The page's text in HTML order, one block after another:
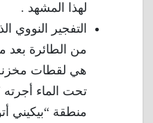
لهذا المشهد .
التفجير النووي
من الطائرة بعد
هي لقطات
تحت الماء أجرته
منطقة “بيكيني